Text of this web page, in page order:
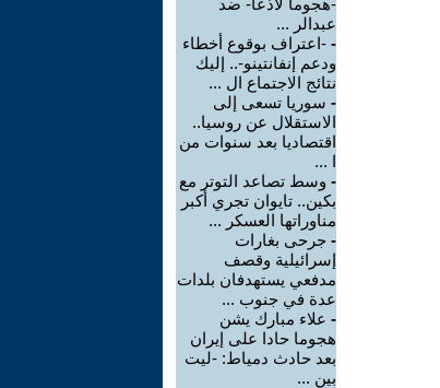
-هجوماً لاذعاً- ضد
عبدالر ...
- -اعتراف بوقوع أخطاء
ودعم إنفانتينو-.. إليك
نتائج الاجتماع ال ...
- سوريا تسعى إلى
الاستقلال عن روسيا..
اقتصاديا بعد سنوات من
ا ...
- وسط تصاعد التوتر مع
بكين.. تايوان تجري أكبر
مناوراتها العسكر ...
- جرحى بغارات
إسرائيلية وقصف
مدفعي يستهدفان بلدات
عدة في جنوب ...
- علاء مبارك يشن
هجوما حادا على إيران
بعد حادث دمياط: -ليت
بين ...